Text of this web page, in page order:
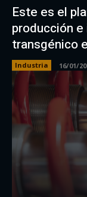
Este es el
producción
transgénico
Industria 16/01/